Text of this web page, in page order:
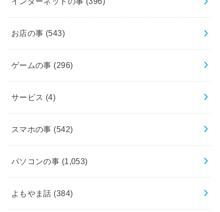
お店の事 (543)
ゲームの事 (296)
サービス (4)
スマホの事 (542)
パソコンの事 (1,053)
よもやま話 (384)